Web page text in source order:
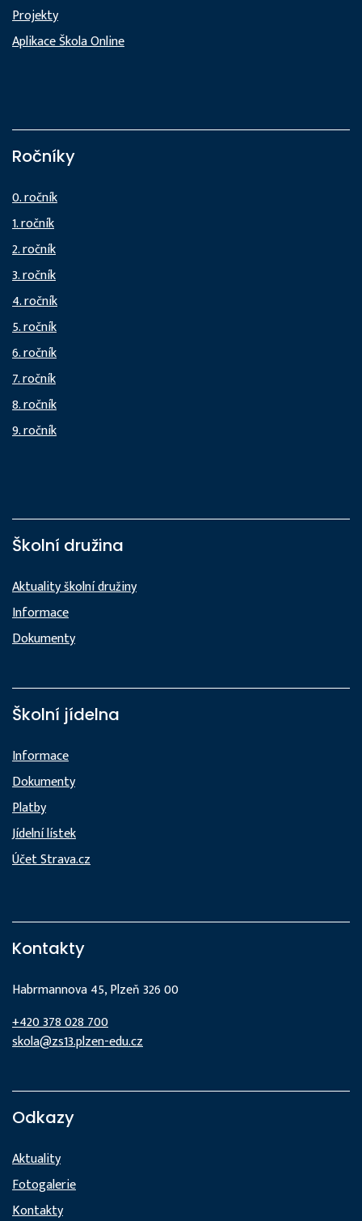
Projekty
Aplikace Škola Online
Ročníky
0. ročník
1. ročník
2. ročník
3. ročník
4. ročník
5. ročník
6. ročník
7. ročník
8. ročník
9. ročník
Školní družina
Aktuality školní družiny
Informace
Dokumenty
Školní jídelna
Informace
Dokumenty
Platby
Jídelní lístek
Účet Strava.cz
Kontakty
Habrmannova 45, Plzeň 326 00
+420 378 028 700
skola@zs13.plzen-edu.cz
Odkazy
Aktuality
Fotogalerie
Kontakty